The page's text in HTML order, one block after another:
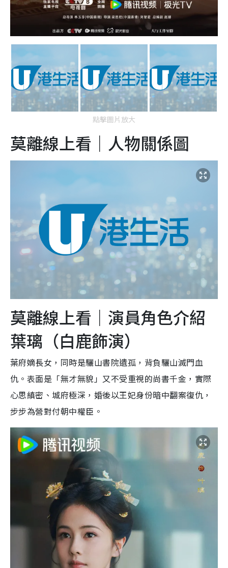
點擊圖片放大
莫離線上看｜人物關係圖
莫離線上看｜演員角色介紹
葉璃（白鹿飾演）
葉府嫡長女，同時是驪山書院遺孤，背負驪山滅門血
仇。表面是「無才無貌」又不受重視的尚書千金，實際
心思縝密、城府極深，婚後以王妃身份暗中翻案復仇，
步步為營對付朝中權臣。